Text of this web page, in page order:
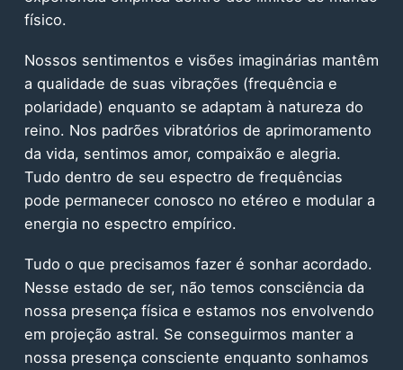
físico.
Nossos sentimentos e visões imaginárias mantêm
a qualidade de suas vibrações (frequência e
polaridade) enquanto se adaptam à natureza do
reino. Nos padrões vibratórios de aprimoramento
da vida, sentimos amor, compaixão e alegria.
Tudo dentro de seu espectro de frequências
pode permanecer conosco no etéreo e modular a
energia no espectro empírico.
Tudo o que precisamos fazer é sonhar acordado.
Nesse estado de ser, não temos consciência da
nossa presença física e estamos nos envolvendo
em projeção astral. Se conseguirmos manter a
nossa presença consciente enquanto sonhamos